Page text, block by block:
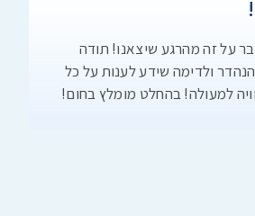
על זה מהרגע שיצאנו! תודה
ולדימה שידע לענות על כל
למעולה! בהחלט מומלץ בחום!